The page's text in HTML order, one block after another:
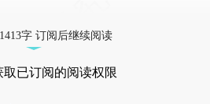
字 订阅后继续阅读
取已订阅的阅读权限